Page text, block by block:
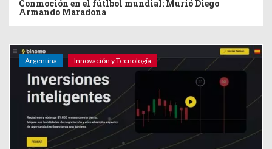
Conmoción en el fútlbol mundial: Murió Diego
Armando Maradona
Argentina Innovación y Tecnología